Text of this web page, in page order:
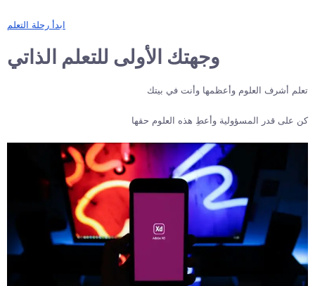
ابدأ رحلة التعلم
وجهتك الأولى للتعلم الذاتي
تعلم أشرف العلوم وأعظمها وأنت في بيتك
كن على قدر المسؤولية وأعطِ هذه العلوم حقها